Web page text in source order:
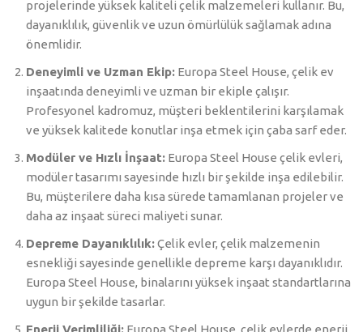
projelerinde yüksek kaliteli çelik malzemeleri kullanır. Bu,
dayanıklılık, güvenlik ve uzun ömürlülük sağlamak adına
önemlidir.
Deneyimli ve Uzman Ekip: Europa Steel House, çelik ev
inşaatında deneyimli ve uzman bir ekiple çalışır.
Profesyonel kadromuz, müşteri beklentilerini karşılamak
ve yüksek kalitede konutlar inşa etmek için çaba sarf eder.
Modüler ve Hızlı İnşaat: Europa Steel House çelik evleri,
modüler tasarımı sayesinde hızlı bir şekilde inşa edilebilir.
Bu, müşterilere daha kısa sürede tamamlanan projeler ve
daha az inşaat süreci maliyeti sunar.
Depreme Dayanıklılık:Çelik evler, çelik malzemenin
esnekliği sayesinde genellikle depreme karşı dayanıklıdır.
Europa Steel House, binalarını yüksek inşaat standartlarına
uygun bir şekilde tasarlar.